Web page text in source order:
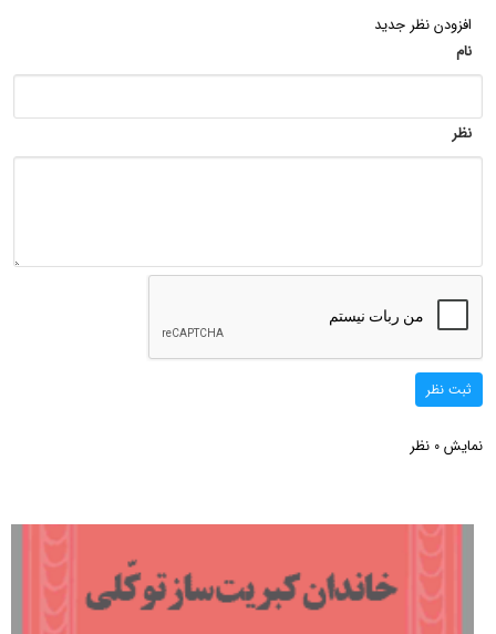
افزودن نظر جدید
نام
نظر
ثبت نظر
نمایش 0 نظر